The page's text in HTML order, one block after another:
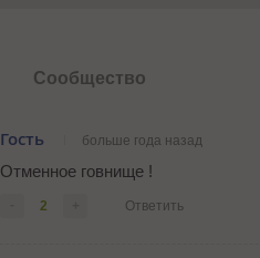
Сообщество
Гость больше года назад
Отменное говнище !
2 Ответить